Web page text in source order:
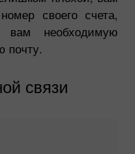
своего счета,
необходимую
почту.
связи